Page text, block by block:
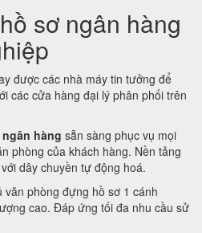
sơ ngân hàng
được các nhà máy tin tưởng để
các cửa hàng đại lý phân phối trên
hàng sẵn sàng phục vụ mọi
phòng của khách hàng. Nền tảng
dây chuyền tự động hoá.
phòng đựng hồ sơ 1 cánh
cao. Đáp ứng tối đa nhu cầu sử